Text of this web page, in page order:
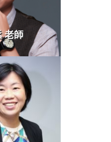
老師
>